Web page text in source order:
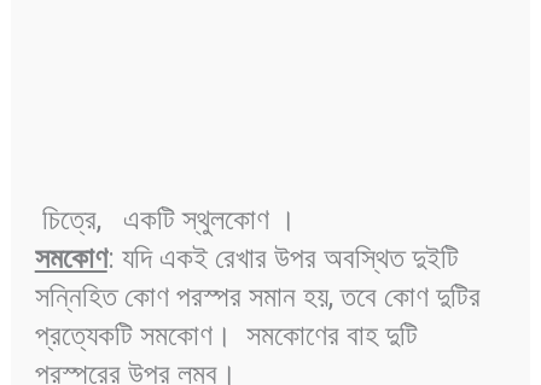
চিত্রে, একটি স্থুলকোণ ।
সমকোণ: যদি একই রেখার উপর অবস্থিত দুইটি
সন্নিহিত কোণ পরস্পর সমান হয়, তবে কোণ দুটির
প্রত্যেকটি সমকোণ। সমকোণের বাহ দুটি
পরস্পরের উপর লম্ব।